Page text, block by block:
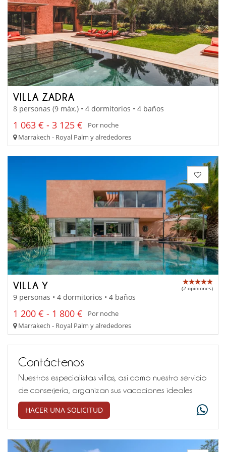
VILLA ZADRA
8 personas (9 máx.) • 4 dormitorios • 4 baños
1 063 € - 3 125 €
Por noche
Marrakech - Royal Palm y alrededores
VILLA Y (2 opiniones)
9 personas • 4 dormitorios • 4 baños
1 200 € - 1 800 €
Por noche
Marrakech - Royal Palm y alrededores
Contáctenos
Nuestros especialistas villas, así como nuestro servicio
de conserjería, organizan sus vacaciones ideales
HACER UNA SOLICITUD